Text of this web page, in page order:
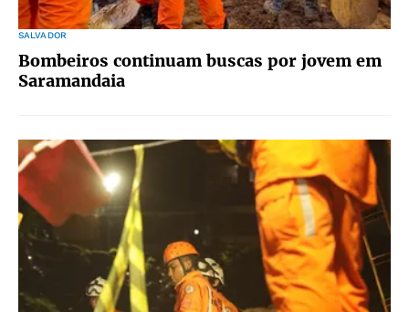
SALVADOR
Bombeiros continuam buscas por jovem em
Saramandaia